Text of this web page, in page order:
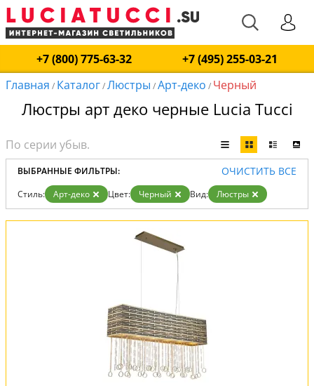
+7 (800) 775-63-32
+7 (495) 255-03-21
Главная / Каталог/Люстры /Арт-деко / Черный
Люстры арт деко черные Lucia Tucci
ВЫБРАННЫЕ ФИЛЬТРЫ: ОЧИСТИТЬ ВСЕ
Стиль: Арт-деко Цвет: Черный Вид: Люстры